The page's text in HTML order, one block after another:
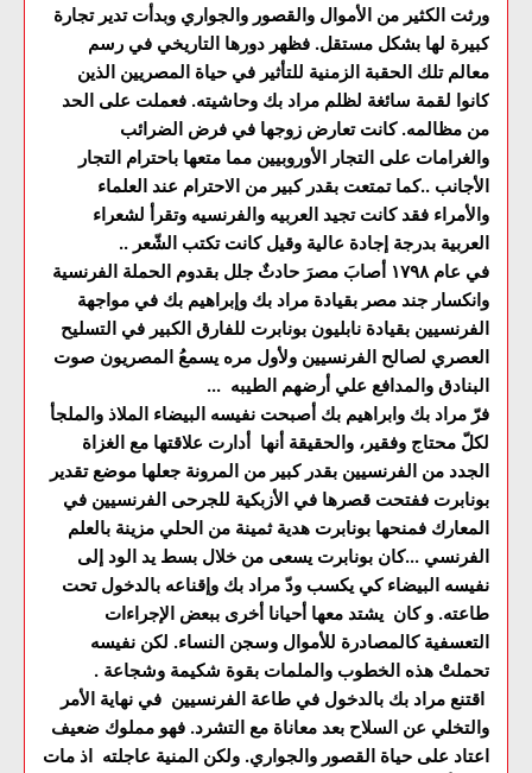
ورثت الكثير من الأموال والقصور والجواري وبدأت تدير تجارة
كبيرة لها بشكل مستقل. فظهر دورها التاريخي في رسم
معالم تلك الحقبة الزمنية للتأثير في حياة المصريين الذين
كانوا لقمة سائغة لظلم مراد بك وحاشيته. فعملت على الحد
من مظالمه. كانت تعارض زوجها في فرض الضرائب
والغرامات على التجار الأوروبيين مما متعها باحترام التجار
الأجانب ..كما تمتعت بقدر كبير من الاحترام عند العلماء
والأمراء فقد كانت تجيد العربيه والفرنسيه وتقرأ لشعراء
العربية بدرجة إجادة عالية وقيل كانت تكتب الشّعر ..
في عام ١٧٩٨ أصابَ مصرَ حادثٌ جلل بقدوم الحملة الفرنسية
وانكسار جند مصر بقيادة مراد بك وإبراهيم بك في مواجهة
الفرنسيين بقيادة نابليون بونابرت للفارق الكبير في التسليح
العصري لصالح الفرنسيين ولأول مره يسمعُ المصريون صوت
البنادق والمدافع علي أرضهم الطيبه ...
فرّ مراد بك وابراهيم بك أصبحت نفيسه البيضاء الملاذ والملجأ
لكلّ محتاج وفقير، والحقيقة أنها أدارت علاقتها مع الغزاة
الجدد من الفرنسيين بقدر كبير من المرونة جعلها موضع تقدير
بونابرت ففتحت قصرها في الأزبكية للجرحى الفرنسيين في
المعارك فمنحها بونابرت هدية ثمينة من الحلي مزينة بالعلم
الفرنسي ...كان بونابرت يسعى من خلال بسط يد الود إلى
نفيسه البيضاء كي يكسب ودّ مراد بك وإقناعه بالدخول تحت
طاعته. و كان يشتد معها أحيانا أخرى ببعض الإجراءات
التعسفية كالمصادرة للأموال وسجن النساء. لكن نفيسه
تحملتْ هذه الخطوب والملمات بقوة شكيمة وشجاعة .
اقتنع مراد بك بالدخول في طاعة الفرنسيين في نهاية الأمر
والتخلي عن السلاح بعد معاناة مع التشرد. فهو مملوك ضعيف
اعتاد على حياة القصور والجواري. ولكن المنية عاجلته اذ مات